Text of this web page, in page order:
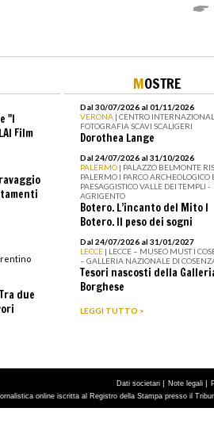
"I
Film
due
MOSTRE
Dal 30/07/2026 al 01/11/2026
VERONA | CENTRO
FOTOGRAFIA SCAVI SCALIGERI
Dorothea Lange
Dal 24/07/2026 al 31/10/2026
PALERMO | PALAZZO BELMONTE
PALERMO I PARCO ARCHEOLOGICO
PAESAGGISTICO VALLE DEI TEMPLI -
AGRIGENTO
Botero. L’incanto del Mito I
Botero. Il peso dei sogni
Dal 24/07/2026 al 31/01/2027
LECCE | LECCE – MUSEO MUST I
– GALLERIA NAZIONALE DI
Tesori nascosti della
Borghese
LEGGI TUTTO >
Dati societari | Note legali |
online iscritta al Registro della Stampa presso il